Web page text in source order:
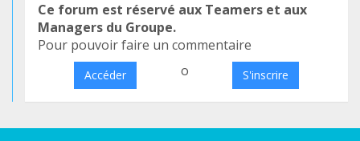
Ce forum est réservé aux Teamers et aux
Managers du Groupe.
Pour pouvoir faire un commentaire
Accéder o S'inscrire